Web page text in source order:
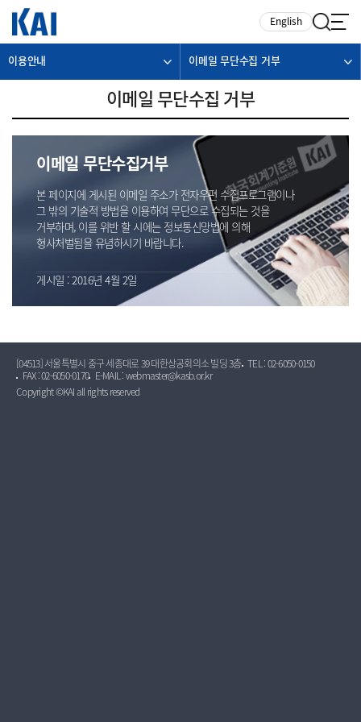
English
이용안내 이메일 무단수집 거부
이메일 무단수집 거부
이메일 무단수집거부
본 페이지에 게시된 이메일 주소가 전자우편 수집프로그램이나
그 밖의 기술적 방법을 이용하여 무단으로 수집되는 것을
거부하며, 이를 위반 할 시에는 정보통신망법에 의해
형사처벌됨을 유념하시기 바랍니다.
게시일 : 2016년 4월 2일
[04513] 서울특별시 중구 세종대로 39 대한상공회의소 빌딩 3층 TEL : 02-6050-0150
FAX : 02-6050-0170
E-MAIL : webmaster@kasb.or.kr
Copyright ©KAI all rights reserved